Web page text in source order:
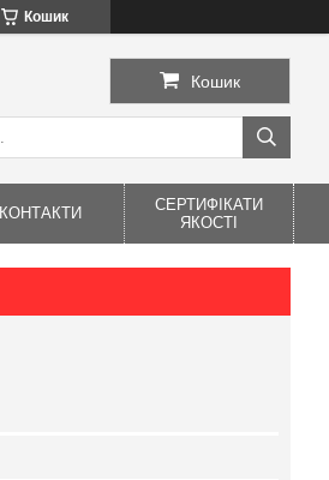
Кошик
Кошик
КОНТАКТИ
СЕРТИФІКАТИ
ЯКОСТІ